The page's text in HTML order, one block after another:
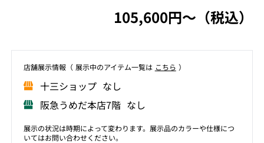
105,600円〜（税込）
店舗展⽰情報（ 展⽰中のアイテム⼀覧は こちら ）
⼗三ショップ なし
阪急うめだ本店7階 なし
展示の状況は時期によって変わります。展示品のカラーや仕様につ
いてはお問い合わせください。